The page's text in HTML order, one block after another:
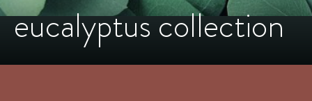
eucalyptus collection